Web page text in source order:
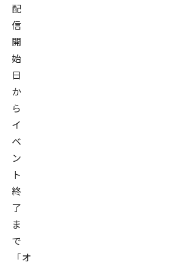
配
信
開
始
日
か
ら
イ
ベ
ン
ト
終
了
ま
で
「オ